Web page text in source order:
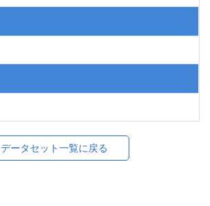
データセット一覧に戻る